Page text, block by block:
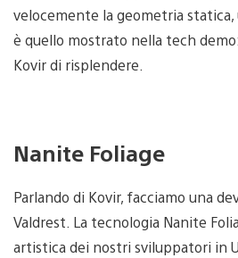
velocemente la geometria
è quello mostrato nella tech
Kovir di risplendere.
Nanite Foliage
Parlando di Kovir, facciamo una
Valdrest. La tecnologia Nanite
artistica dei nostri sviluppatori in